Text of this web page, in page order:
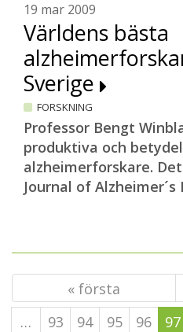
19 mar 2009
Världens bästa
Sverige
FORSKNING
Professor Bengt
produktiva och
alzheimerforskare.
Journal of Alzheimer´s
« första
…
93 94 95 96 97